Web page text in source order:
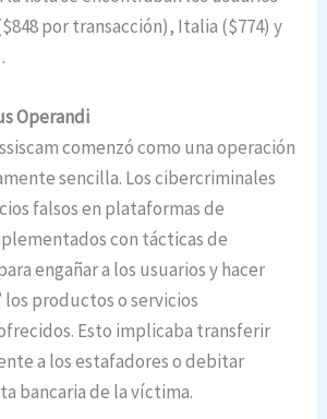
por transacción), Italia ($774) y
Operandi
comenzó como una operación
sencilla. Los cibercriminales
falsos en plataformas de
con tácticas de
engañar a los usuarios y hacer
los productos o servicios
Esto implicaba transferir
a los estafadores o debitar
bancaria de la víctima.